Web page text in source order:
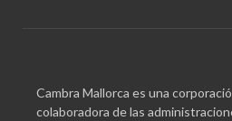
Cambra Mallorca es una
colaboradora de las